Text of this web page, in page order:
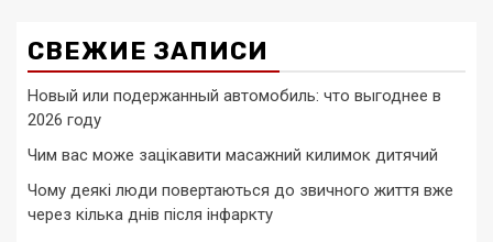
СВЕЖИЕ ЗАПИСИ
Новый или подержанный автомобиль: что выгоднее в
2026 году
Чим вас може зацікавити масажний килимок дитячий
Чому деякі люди повертаються до звичного життя вже
через кілька днів після інфаркту